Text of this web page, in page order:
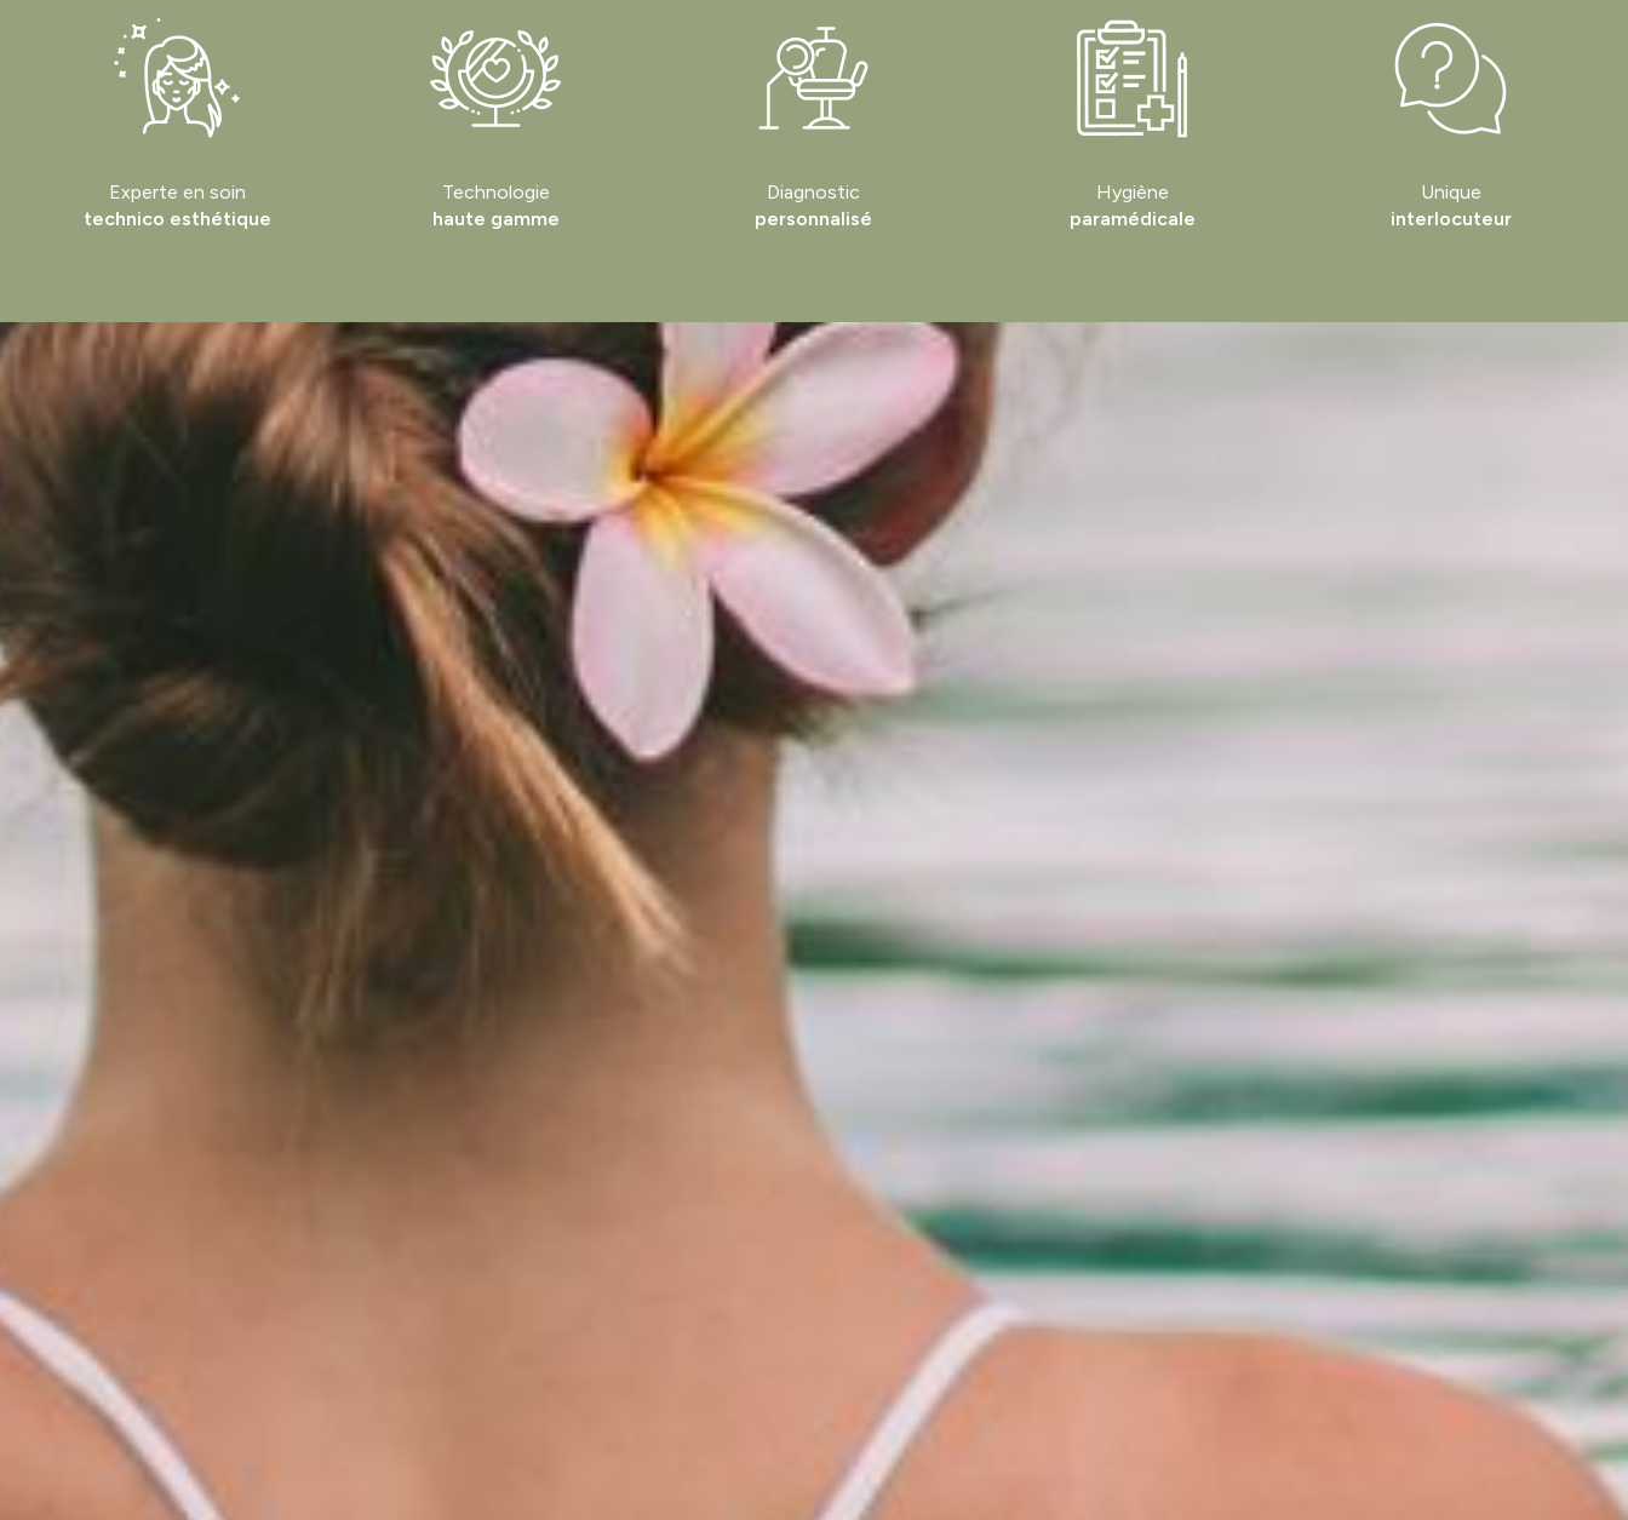
Experte en soin
technico esthétique
Technologie
haute gamme
Diagnostic
personnalisé
Hygiène
paramédicale
Unique
interlocuteur